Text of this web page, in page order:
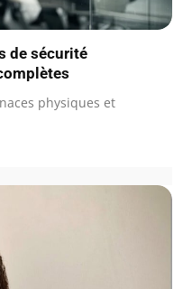
de sécurité
physiques et